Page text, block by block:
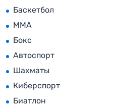
Баскетбол
MMA
Бокс
Автоспорт
Шахматы
Киберспорт
Биатлон